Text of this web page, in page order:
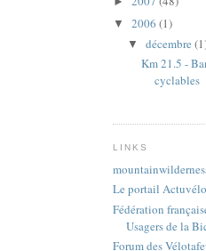
▼ 2006 (1)
▼ décembre
Km 21.5 -
cyclables
LINKS
Le portail Actuvélo
Fédération
Usagers de la
Forum des